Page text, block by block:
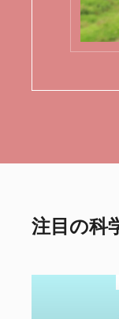
注目の科